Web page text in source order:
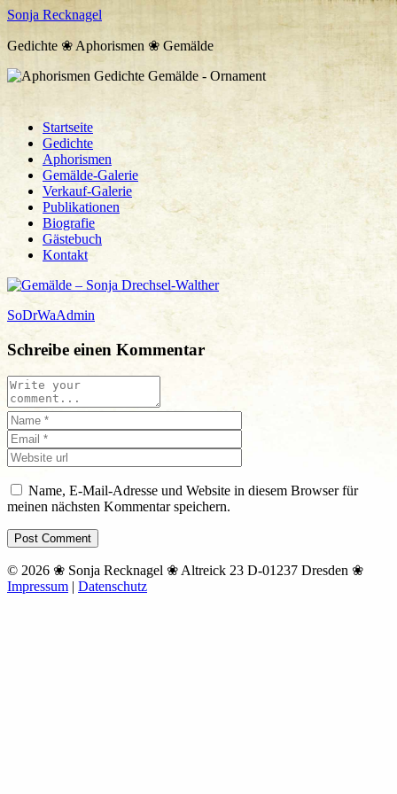
Sonja Recknagel
Gedichte ❀ Aphorismen ❀ Gemälde
Startseite
Gedichte
Aphorismen
Gemälde-Galerie
Verkauf-Galerie
Publikationen
Biografie
Gästebuch
Kontakt
SoDrWaAdmin
Schreibe einen Kommentar
Name, E-Mail-Adresse und Website in diesem Browser für
meinen nächsten Kommentar speichern.
© 2026 ❀ Sonja Recknagel ❀ Altreick 23 D-01237 Dresden ❀
Impressum | Datenschutz